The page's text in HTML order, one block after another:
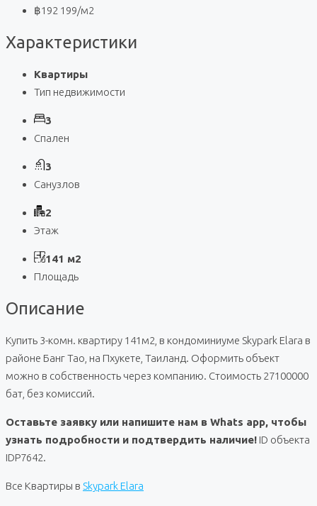
฿192 199/м2
Характеристики
Квартиры
Тип недвижимости
3
Спален
3
Санузлов
2
Этаж
141 м2
Площадь
Описание
Купить 3-комн. квартиру 141м2, в кондоминиуме Skypark Elara в
районе Банг Тао, на Пхукете, Таиланд. Оформить объект
можно в собственность через компанию. Стоимость 27100000
бат, без комиссий.
Оставьте заявку или напишите нам в Whats app, чтобы
узнать подробности и подтвердить наличие! ID объекта
IDP7642.
Все Квартиры в Skypark Elara